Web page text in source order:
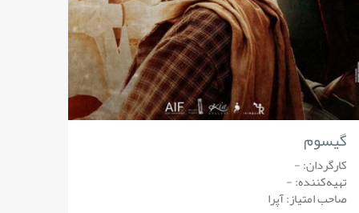
گیسوم
کارگردان: -
تهیه‌کننده: -
صاحب امتیاز: آپرا